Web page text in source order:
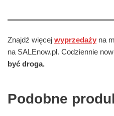
Znajdź więcej wyprzedaży na
na SALEnow.pl. Codziennie
być droga.
Podobne